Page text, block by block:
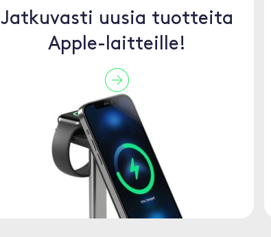
Jatkuvasti uusia tuotteita
Apple-laitteille!